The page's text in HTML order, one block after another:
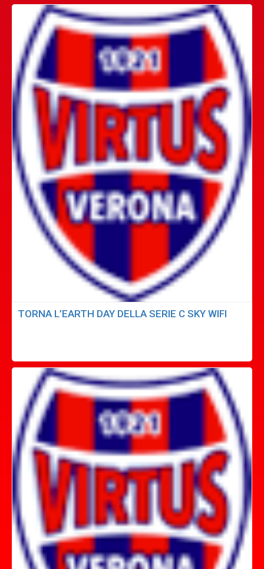
TORNA L’EARTH DAY DELLA SERIE C SKY WIFI